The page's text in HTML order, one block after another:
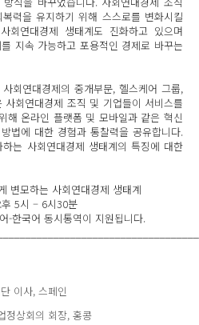
력을 유지하기 위해 스스로를 변화시킬
회연대경제 생태계도 진화하고 있으며
지속 가능하고 포용적인 경제로 바꾸는
회연대경제의 중개부문, 헬스케어 그룹,
회연대경제 조직 및 기업들이 서비스를
해 온라인 플랫폼 및 모바일과 같은 혁신
법에 대한 경험과 통찰력을 공유합니다.
는 사회연대경제 생태계의 특징에 대한
변모하는 사회연대경제 생태계
5시 – 6시30분
국어 동시통역이 지원됩니다.
이사, 스페인
정상회의 회장, 홍콩